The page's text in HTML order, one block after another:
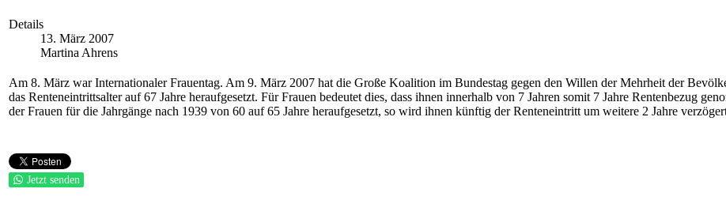
Details
13. März 2007
Martina Ahrens
Am 8. März war Internationaler Frauentag. Am 9. März 2007 hat die Große Koalition im Bundestag gegen den Willen der Mehrheit der
das Renteneintrittsalter auf 67 Jahre heraufgesetzt. Für Frauen bedeutet dies, dass ihnen innerhalb von 7 Jahren somit 7 Jahre Rentenbezug
der Frauen für die Jahrgänge nach 1939 von 60 auf 65 Jahre heraufgesetzt, so wird ihnen künftig der Renteneintritt um weitere 2 Jahre
Jetzt senden